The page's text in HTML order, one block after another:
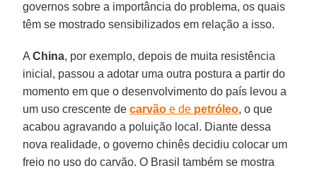
governos sobre a importância do problema, os quais
têm se mostrado sensibilizados em relação a isso.
AChina, por exemplo, depois de muita resistência
inicial, passou a adotar uma outra postura a partir do
momento em que o desenvolvimento do país levou a
um uso crescente decarvão e de petróleo, o que
acabou agravando a poluição local. Diante dessa
nova realidade, o governo chinês decidiu colocar um
freio no uso do carvão. O Brasil também se mostra